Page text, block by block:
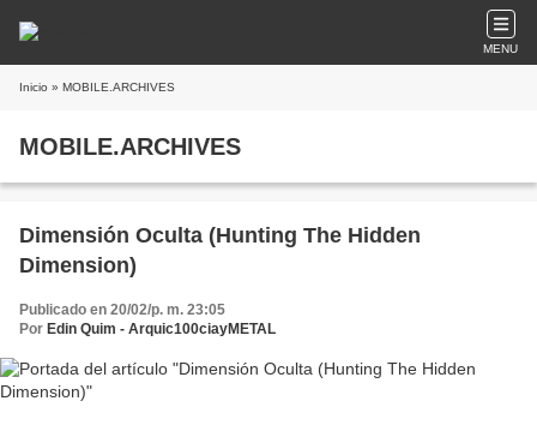
MENU
Inicio » MOBILE.ARCHIVES
MOBILE.ARCHIVES
Dimensión Oculta (Hunting The Hidden
Dimension)
Publicado en 20/02/p. m. 23:05
Por Edin Quim - Arquic100ciayMETAL